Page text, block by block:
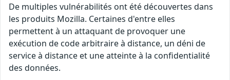
De multiples vulnérabilités ont été découvertes dans
les produits Mozilla. Certaines d'entre elles
permettent à un attaquant de provoquer une
exécution de code arbitraire à distance, un déni de
service à distance et une atteinte à la confidentialité
des données.